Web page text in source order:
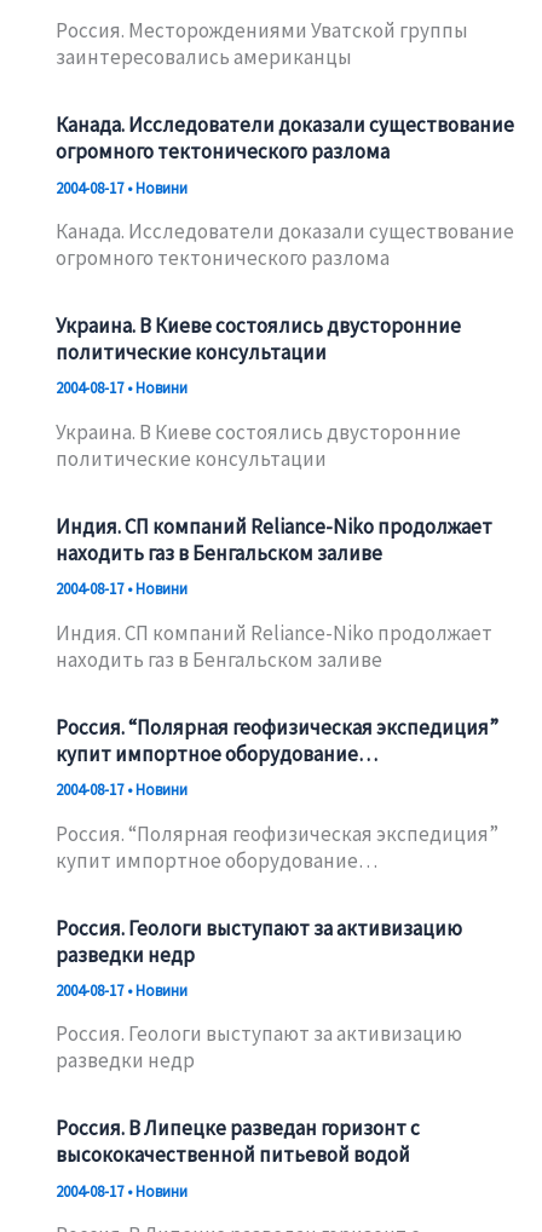
Россия. Месторождениями Уватской группы
заинтересовались американцы
Канада. Исследователи доказали существование
огромного тектонического разлома
2004-08-17•Новини
Канада. Исследователи доказали существование
огромного тектонического разлома
Украина. В Киеве состоялись двусторонние
политические консультации
2004-08-17•Новини
Украина. В Киеве состоялись двусторонние
политические консультации
Индия. СП компаний Reliance-Niko продолжает
находить газ в Бенгальском заливе
2004-08-17•Новини
Индия. СП компаний Reliance-Niko продолжает
находить газ в Бенгальском заливе
Россия. “Полярная геофизическая экспедиция”
купит импортное оборудование…
2004-08-17•Новини
Россия. “Полярная геофизическая экспедиция”
купит импортное оборудование…
Россия. Геологи выступают за активизацию
разведки недр
2004-08-17•Новини
Россия. Геологи выступают за активизацию
разведки недр
Россия. В Липецке разведан горизонт с
высококачественной питьевой водой
2004-08-17•Новини